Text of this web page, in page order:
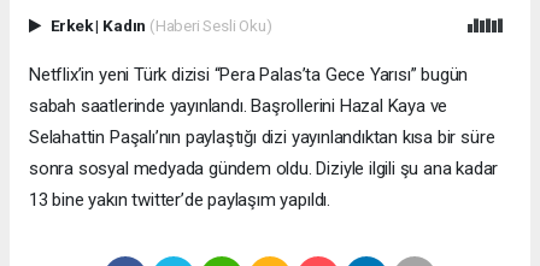
Erkek| Kadın (Haberi Sesli Oku)
Netflix’in yeni Türk dizisi “Pera Palas’ta Gece Yarısı” bugün
sabah saatlerinde yayınlandı. Başrollerini Hazal Kaya ve
Selahattin Paşalı’nın paylaştığı dizi yayınlandıktan kısa bir süre
sonra sosyal medyada gündem oldu. Diziyle ilgili şu ana kadar
13 bine yakın twitter’de paylaşım yapıldı.